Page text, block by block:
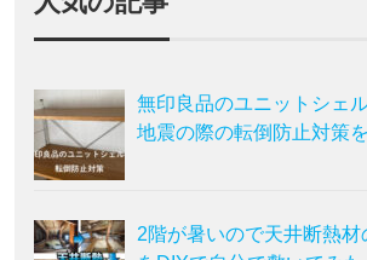
無印良品のユニットシェ
地震の際の転倒防止対策
2階が暑いので天井断熱